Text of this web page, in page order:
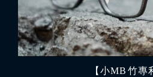
【小MB 竹專